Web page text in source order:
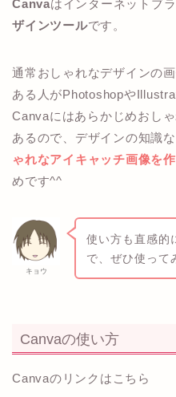
Canvaはインターネットブ
ザインツールです。
通常おしゃれなデザインの
ある人がPhotoshopや
Canvaにはあらかじめおし
あるので、デザインの知識
ゃれなアイキャッチ画像を
めです^^
キョウ
使い方も直感的
で、ぜひ使って
Canvaの使い方
Canvaのリンクはこちら